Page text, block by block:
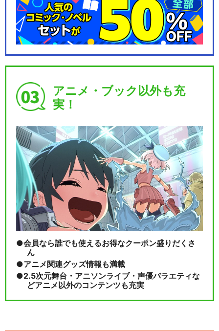
アニメ・ブック以外も充
実！
会員なら誰でも使えるお得なクーポン盛りだくさ
ん
アニメ関連グッズ情報も満載
2.5次元舞台・アニソンライブ・声優バラエティな
どアニメ以外のコンテンツも充実